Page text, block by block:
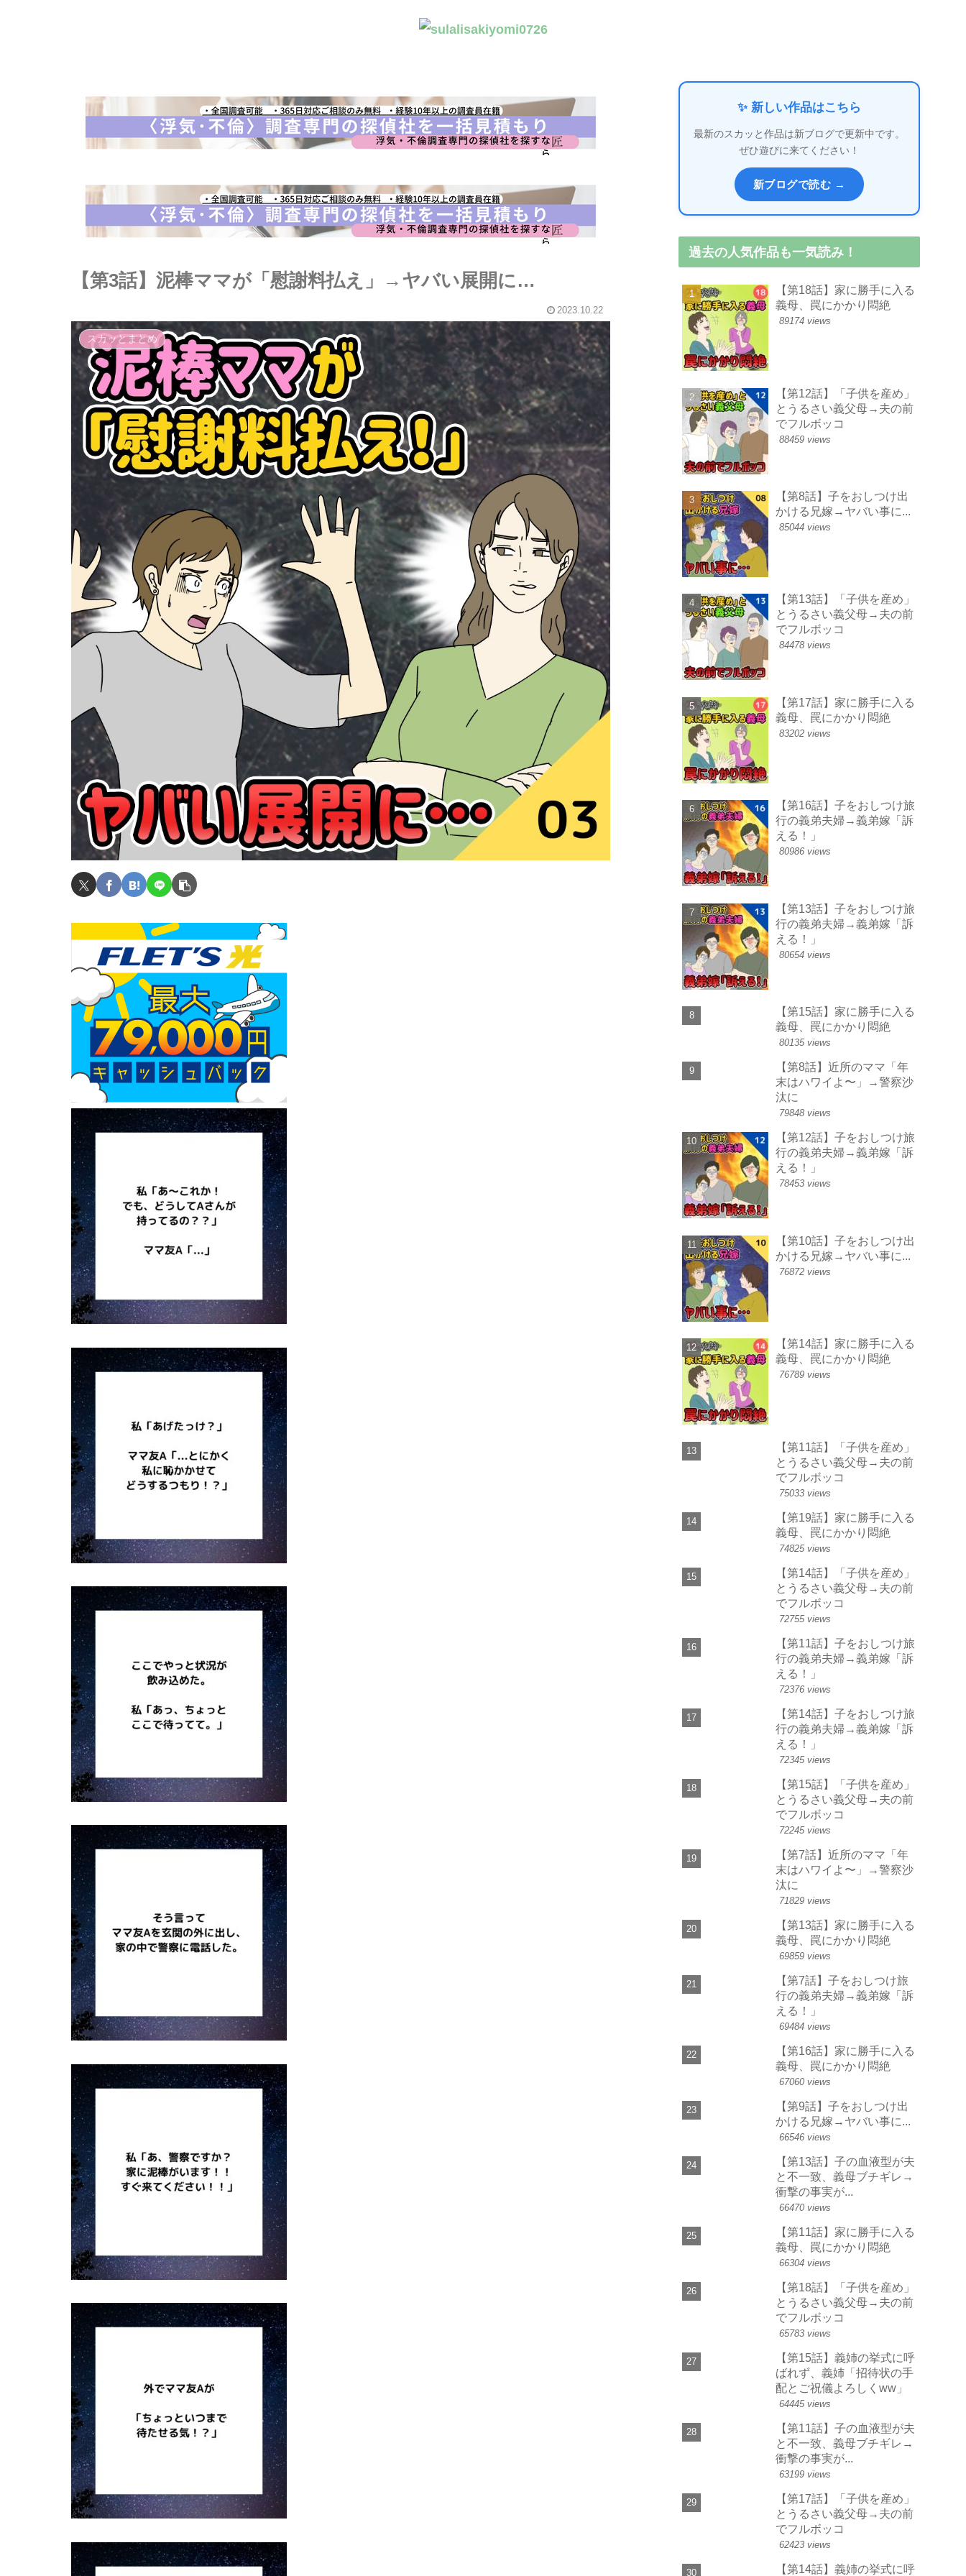
【第3話】泥棒ママが「慰謝料払え」→ヤバい展開に…
2023.10.22
スカッとまとめ
✨ 新しい作品はこちら
最新のスカッと作品は新ブログで更新中です。
ぜひ遊びに来てください！
新ブログで読む →
過去の人気作品も一気読み！
【第18話】家に勝手に入る
義母、罠にかかり悶絶
89174 views
【第12話】「子供を産め」
とうるさい義父母→夫の前
でフルボッコ
88459 views
【第8話】子をおしつけ出
かける兄嫁→ヤバい事に...
85044 views
【第13話】「子供を産め」
とうるさい義父母→夫の前
でフルボッコ
84478 views
【第17話】家に勝手に入る
義母、罠にかかり悶絶
83202 views
【第16話】子をおしつけ旅
行の義弟夫婦→義弟嫁「訴
える！」
80986 views
【第13話】子をおしつけ旅
行の義弟夫婦→義弟嫁「訴
える！」
80654 views
【第15話】家に勝手に入る
義母、罠にかかり悶絶
80135 views
【第8話】近所のママ「年
末はハワイよ〜」→警察沙
汰に
79848 views
【第12話】子をおしつけ旅
行の義弟夫婦→義弟嫁「訴
える！」
78453 views
【第10話】子をおしつけ出
かける兄嫁→ヤバい事に...
76872 views
【第14話】家に勝手に入る
義母、罠にかかり悶絶
76789 views
【第11話】「子供を産め」
とうるさい義父母→夫の前
でフルボッコ
75033 views
【第19話】家に勝手に入る
義母、罠にかかり悶絶
74825 views
【第14話】「子供を産め」
とうるさい義父母→夫の前
でフルボッコ
72755 views
【第11話】子をおしつけ旅
行の義弟夫婦→義弟嫁「訴
える！」
72376 views
【第14話】子をおしつけ旅
行の義弟夫婦→義弟嫁「訴
える！」
72345 views
【第15話】「子供を産め」
とうるさい義父母→夫の前
でフルボッコ
72245 views
【第7話】近所のママ「年
末はハワイよ〜」→警察沙
汰に
71829 views
【第13話】家に勝手に入る
義母、罠にかかり悶絶
69859 views
【第7話】子をおしつけ旅
行の義弟夫婦→義弟嫁「訴
える！」
69484 views
【第16話】家に勝手に入る
義母、罠にかかり悶絶
67060 views
【第9話】子をおしつけ出
かける兄嫁→ヤバい事に...
66546 views
【第13話】子の血液型が夫
と不一致、義母ブチギレ→
衝撃の事実が...
66470 views
【第11話】家に勝手に入る
義母、罠にかかり悶絶
66304 views
【第18話】「子供を産め」
とうるさい義父母→夫の前
でフルボッコ
65783 views
【第15話】義姉の挙式に呼
ばれず、義姉「招待状の手
配とご祝儀よろしくww」
64445 views
【第11話】子の血液型が夫
と不一致、義母ブチギレ→
衝撃の事実が...
63199 views
【第17話】「子供を産め」
とうるさい義父母→夫の前
でフルボッコ
62423 views
【第14話】義姉の挙式に呼